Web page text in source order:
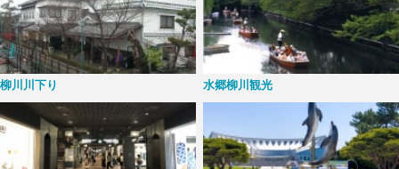
柳川川下り 水郷柳川観光